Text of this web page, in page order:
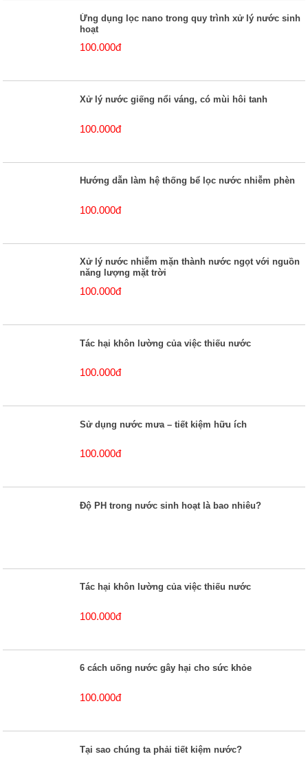
Ứng dụng lọc nano trong quy trình xử lý nước sinh
hoạt
100.000đ
Xử lý nước giếng nổi váng, có mùi hôi tanh
100.000đ
Hướng dẫn làm hệ thống bể lọc nước nhiễm phèn
100.000đ
Xử lý nước nhiễm mặn thành nước ngọt với nguồn
năng lượng mặt trời
100.000đ
Tác hại khôn lường của việc thiếu nước
100.000đ
Sử dụng nước mưa – tiết kiệm hữu ích
100.000đ
Độ PH trong nước sinh hoạt là bao nhiêu?
Tác hại khôn lường của việc thiếu nước
100.000đ
6 cách uống nước gây hại cho sức khỏe
100.000đ
Tại sao chúng ta phải tiết kiệm nước?